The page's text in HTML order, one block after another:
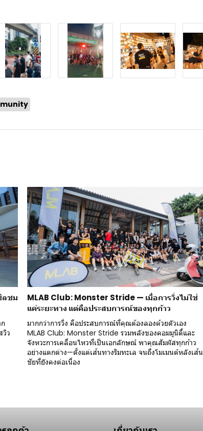
ลชม
ว
MLAB Club: Monster Stride — เมื่อการวิ่งไม่ใช่
แค่ระยะทาง แต่คือประสบการณ์ของทุกก้าว
มากกว่าการวิ่ง คือประสบการณ์ที่คุณต้องลองด้วยตัวเอง
MLAB Club: Monster Stride รวมพลังของคอมมูนิตี้และ
จังหวะการเคลื่อนไหวที่เป็นเอกลักษณ์ พาคุณสัมผัสทุกก้าว
อย่างแตกต่าง—ตั้งแต่เส้นทางริมทะเล จนถึงโมเมนต์หลังเส้น
ชัยที่ยังคงต่อเนื่อง